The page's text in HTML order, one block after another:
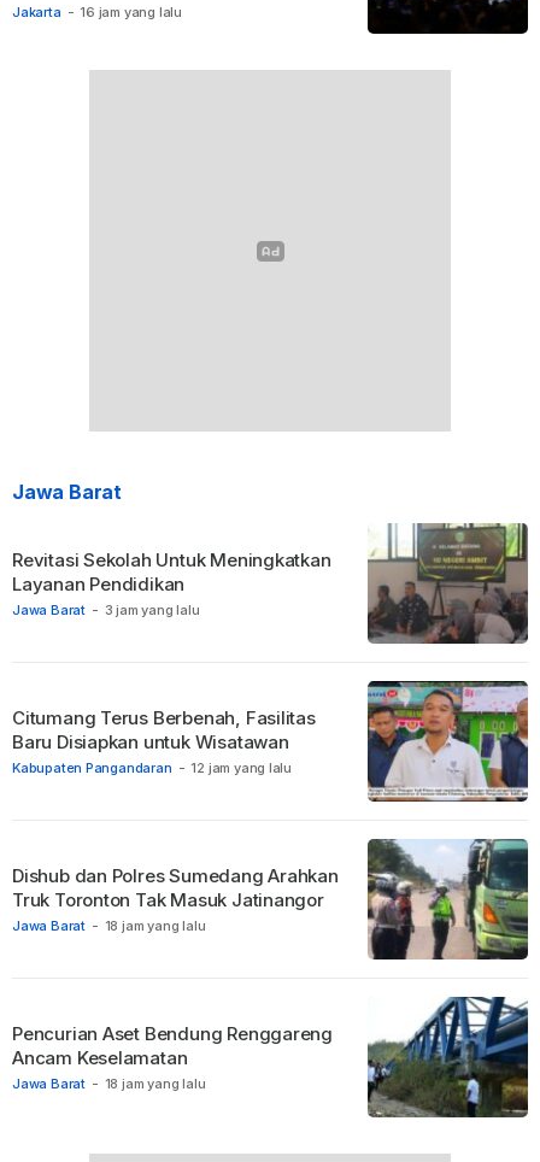
Jakarta - 16 jam yang lalu
Jawa Barat
Jawa Barat - 3 jam yang lalu
Revitasi Sekolah Untuk Meningkatkan
Layanan Pendidikan
Kabupaten Pangandaran - 12 jam yang lalu
Citumang Terus Berbenah, Fasilitas
Baru Disiapkan untuk Wisatawan
Jawa Barat - 18 jam yang lalu
Dishub dan Polres Sumedang Arahkan
Truk Toronton Tak Masuk Jatinangor
Jawa Barat - 18 jam yang lalu
Pencurian Aset Bendung Renggareng
Ancam Keselamatan